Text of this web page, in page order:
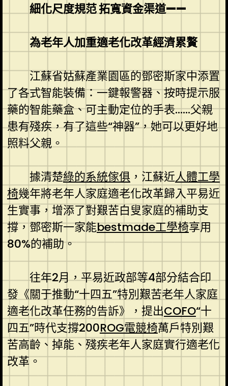
細化尺度規范 拓寬資金渠道——
為老年人加重適老化改革經濟累贅
江蘇省姑蘇產業園區的鄧密斯家中添置
了各式智能裝備：一鍵報警器、按時提示服
藥的智能藥盒、可主動定位的手表……父親
患有殘疾，有了這些“神器”，她可以更好地
照料父親。
據清楚綠的系統傢俱 ，江蘇近人體工學
椅幾年將老年人家庭適老化改革歸入平易近
生實事，增添了對艱苦白叟家庭的補助支
撐，鄧密斯一家能bestmade工學椅享用
80%的補助。
往年2月，平易近政部等4部分結合印
發《關于推動“十四五”特別艱苦老年人家庭
適老化改革任務的告訴》，提出COFO“十
四五”時代支撐200ROG電競椅萬戶特別艱
苦高齡、掉能、殘疾老年人家庭實行適老化
改革。